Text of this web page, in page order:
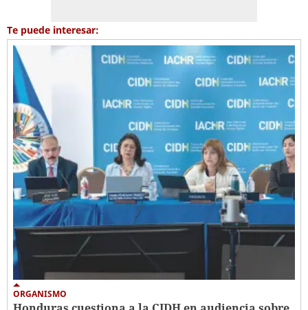
Te puede interesar:
ORGANISMO